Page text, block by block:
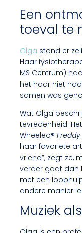
Een
toeval te
Olga stond er
Haar
MS Centrum)
het haar niet
samen was
Wat Olga
tevredenheid.
Wheeleo® Freddy
haar favoriete
vriend”, zegt ze,
verder gaat dan
met een
andere manier
Muziek